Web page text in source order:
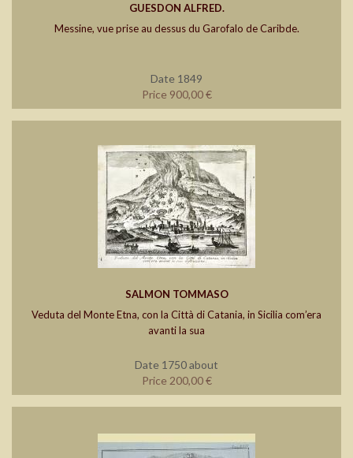
GUESDON ALFRED.
Messine, vue prise au dessus du Garofalo de Caribde.
Date 1849
Price 900,00 €
SALMON TOMMASO
Veduta del Monte Etna, con la Città di Catania, in Sicilia com’era
avanti la sua
Date 1750 about
Price 200,00 €